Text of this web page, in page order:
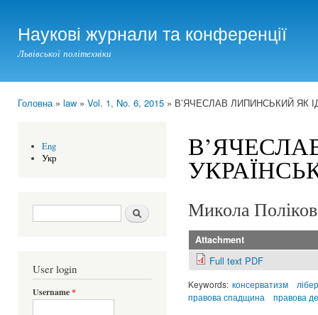
Наукові журнали та конференції
Львівської політехніки
Головна» law » Vol. 1, No. 6, 2015 » В’ЯЧЕСЛАВ ЛИПИНСЬКИЙ ЯК
Eng
Укр
Search form Шукати
User login
Username*
Микола
Attachment
Full text PDF
Keywords: консерватизм
правова спадщина
правова